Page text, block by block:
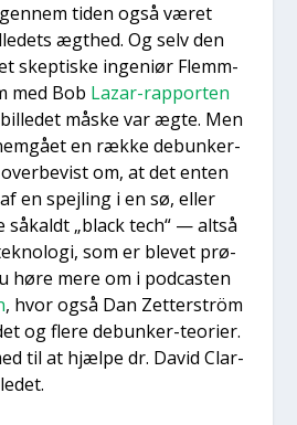
tiden også været
ægt­hed. Og selv den
skep­ti­ske inge­ni­ør Flem­m­
med Bob Lazar-rap­por­ten
måske var ægte. Men
en ræk­ke debun­ker-
om, at det enten
en spej­ling i en sø, eller
såkaldt „bla­ck tech“ — alt­så
som er ble­vet prø­
høre mere om i podca­sten
, hvor også Dan Zet­ter­ström
og fle­re debun­ker-teo­ri­er.
til at hjæl­pe dr. David Clar­